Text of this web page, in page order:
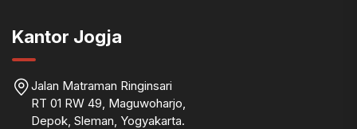
Kantor Jogja
Jalan Matraman Ringinsari
RT 01 RW 49, Maguwoharjo,
Depok, Sleman, Yogyakarta.